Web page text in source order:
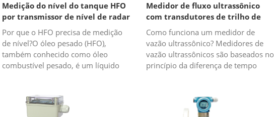
Medição do nível do tanque HFO
por transmissor de nível de radar
Por que o HFO precisa de medição
de nível?O óleo pesado (HFO),
também conhecido como óleo
combustível pesado, é um líquido
Medidor de fluxo ultrassônico
com transdutores de trilho de
alinhamento
Como funciona um medidor de
vazão ultrassônico? Medidores de
vazão ultrassônicos são baseados no
princípio da diferença de tempo